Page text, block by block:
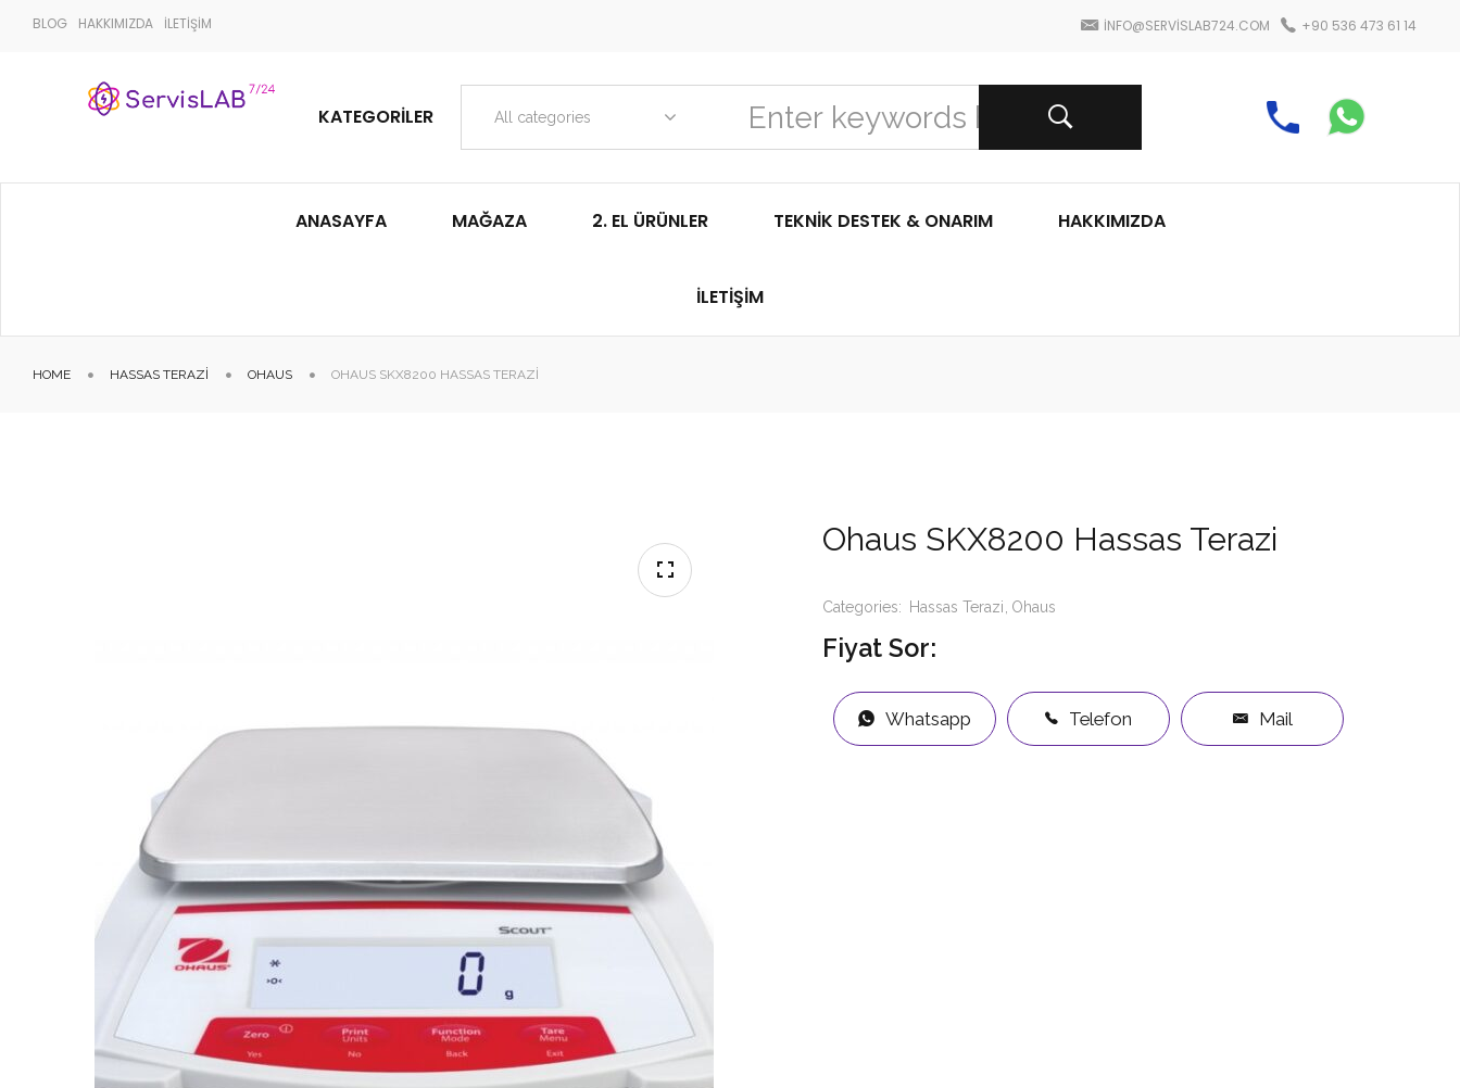
BLOG HAKKIMIZDA İLETİŞİM INFO@SERVISLAB724.COM +90 536 473 61 14
KATEGORILER All categories
ANASAYFA MAĞAZA 2. EL ÜRÜNLER TEKNIK DESTEK & ONARIM HAKKIMIZDA
İLETIŞIM
HOME HASSAS TERAZI OHAUS OHAUS SKX8200 HASSAS TERAZI
Ohaus SKX8200 Hassas Terazi
Categories: Hassas Terazi Ohaus
Fiyat Sor:
Whatsapp Telefon Mail